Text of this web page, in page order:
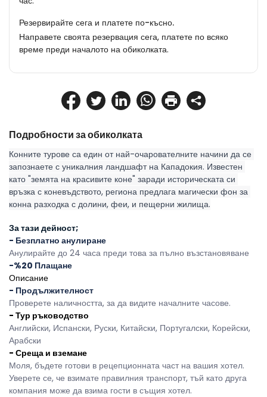
Подробности за обиколката
Конните турове са един от най-очарователните начини да се
запознаете с уникалния ландшафт на Кападокия. Известен
като "земята на красивите коне" заради историческата си
връзка с коневъдството, региона предлага магически фон за
конна разходка с долини, феи, и пещерни жилища.
За тази дейност;
- Безплатно анулиране
Анулирайте до 24 часа преди това за пълно възстановяване
-%20 Плащане
Описание
- Продължителност
Проверете наличността, за да видите началните часове.
- Тур ръководство
Английски, Испански, Руски, Китайски, Португалски, Корейски,
Арабски
- Среща и вземане
Моля, бъдете готови в рецепционната част на вашия хотел.
Уверете се, че взимате правилния транспорт, тъй като друга
компания може да взима гости в същия хотел.
Резервирайте сега и платете по-късно.
Направете своята резервация сега, платете по всяко
време преди началото на обиколката.